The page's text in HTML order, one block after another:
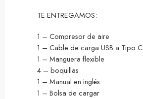
TE ENTREGAMOS:
1 – Compresor de aire
1 – Cable de carga USB a Tipo C
1 – Manguera flexible
4 – boquillas
1 – Manual en inglés
1 – Bolsa de cargar